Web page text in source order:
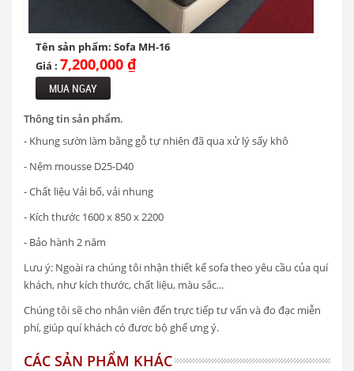
Tên sản phẩm: Sofa MH-16
Giá : 7,200,000 ₫
MUA NGAY
Thông tin sản phẩm.
- Khung sườn làm bằng gỗ tự nhiên đã qua xử lý sấy khô
- Nệm mousse D25-D40
- Chất liệu Vải bố, vải nhung
- Kích thước 1600 x 850 x 2200
- Bảo hành 2 năm
Lưu ý: Ngoài ra chúng tôi nhận thiết kế sofa theo yêu cầu của quí
khách, như kích thước, chất liệu, màu sắc...
Chúng tôi sẽ cho nhân viên đến trực tiếp tư vấn và đo đạc miễn
phí, giúp quí khách có đươc bộ ghế ưng ý.
CÁC SẢN PHẨM KHÁC